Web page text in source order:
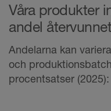
Våra produkter
andel
Andelarna kan
och
procentsatser (2025):